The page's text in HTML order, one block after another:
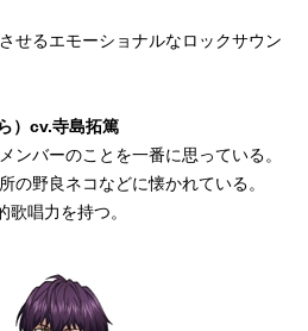
せるエモーショナルなロックサウン
）cv.寺島拓篤
ンバーのことを一番に思っている。
の野良ネコなどに懐かれている。
唱力を持つ。